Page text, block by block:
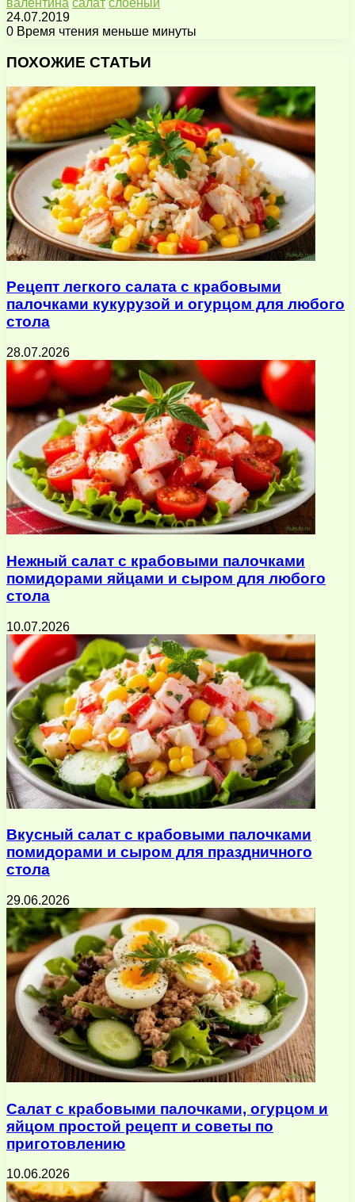
валентина салат слоеный
24.07.2019
0 Время чтения меньше минуты
через
почту
ПОХОЖИЕ СТАТЬИ
Рецепт легкого салата с крабовыми
палочками кукурузой и огурцом для любого
стола
28.07.2026
Нежный салат с крабовыми палочками
помидорами яйцами и сыром для любого
стола
10.07.2026
Вкусный салат с крабовыми палочками
помидорами и сыром для праздничного
стола
29.06.2026
Салат с крабовыми палочками, огурцом и
яйцом простой рецепт и советы по
приготовлению
10.06.2026